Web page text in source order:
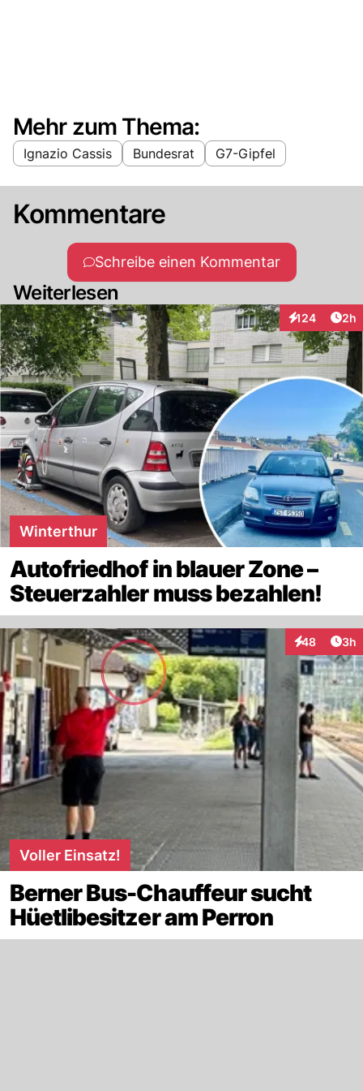
Mehr zum Thema:
Ignazio Cassis Bundesrat G7-Gipfel
Kommentare
Schreibe einen Kommentar
Weiterlesen
124
Interaktionen
2h
Winterthur
Autofriedhof in blauer Zone –
Steuerzahler muss bezahlen!
48
Interaktionen
3h
Voller Einsatz!
Berner Bus-Chauffeur sucht
Hüetlibesitzer am Perron